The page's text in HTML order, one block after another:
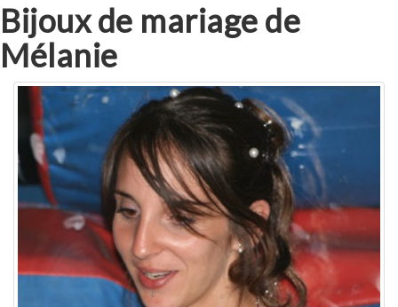
Bijoux de mariage de
Mélanie